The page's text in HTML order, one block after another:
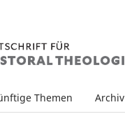
Themen Archiv